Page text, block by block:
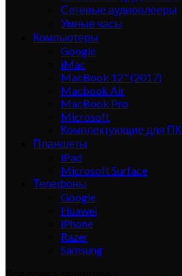
Сетевые аудиоплееры
Умные часы
Компьютеры
Google
iMac
MacBook 12" (2017)
Macbook Air
MacBook Pro
Microsoft
Комплектующие для ПК
Планшеты
iPad
Microsoft Surface
Телефоны
Google
Huawei
iPhone
Razer
Samsung